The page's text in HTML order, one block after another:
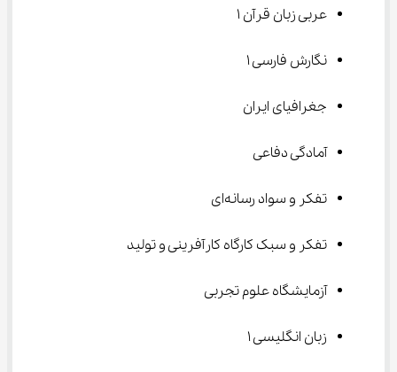
عربی زبان قرآن ۱
نگارش فارسی ۱
جغرافیای ایران
آمادگی دفاعی
تفکر و سواد رسانه‌ای
تفکر و سبک کارگاه کارآفرینی و تولید
آزمایشگاه علوم تجربی
زبان انگلیسی ۱